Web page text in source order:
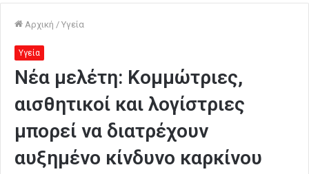
Αρχική / Υγεία
Υγεία
Νέα μελέτη: Κομμώτριες,
αισθητικοί και λογίστριες
μπορεί να διατρέχουν
αυξημένο κίνδυνο καρκίνου